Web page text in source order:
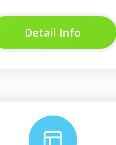
Detail Info